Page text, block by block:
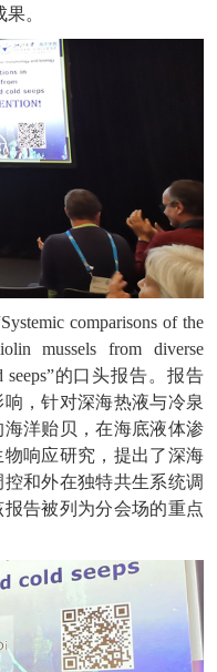
。
comparisons of the
mussels from diverse
seeps”的口头报告。报告
，针对深海热液与冷泉
洋贻贝，在海底液体渗
响应研究，提出了深海
和外在独特共生系统调
告被列为分会场的重点